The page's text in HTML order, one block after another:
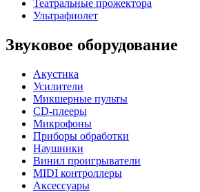
Театральные прожектора
Ультрафиолет
Звуковое оборудование
Акустика
Усилители
Микшерные пульты
CD-плееры
Микрофоны
Приборы обработки
Наушники
Винил проигрыватели
MIDI контроллеры
Аксессуары